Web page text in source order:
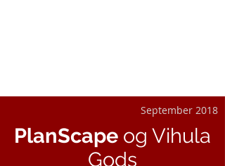
September 2018
PlanScape og Vihula
Gods